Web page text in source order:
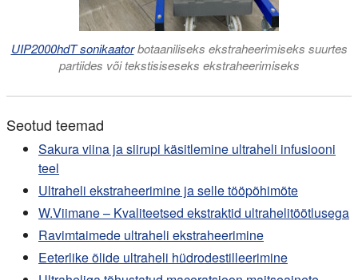
UIP2000hdT sonikaatorbotaaniliseks ekstraheerimiseks suurtes
partiides või tekstisiseseks ekstraheerimiseks
Seotud teemad
Sakura viina ja siirupi käsitlemine ultraheli infusiooni
teel
Ultraheli ekstraheerimine ja selle tööpõhimõte
W.Viimane – Kvaliteetsed ekstraktid ultrahelitöötlusega
Ravimtaimede ultraheli ekstraheerimine
Eeterlike õlide ultraheli hüdrodestilleerimine